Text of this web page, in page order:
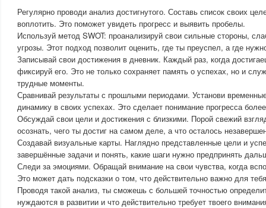
Регулярно проводи анализ достигнутого. Составь список своих
воплотить. Это поможет увидеть прогресс и выявить пробелы.
Используй метод SWOT: проанализируй свои сильные стороны,
угрозы. Этот подход позволит оценить, где ты преуспел, а где
Записывай свои достижения в дневник. Каждый раз, когда
фиксируй его. Это не только сохраняет память о успехах, но и
трудные моменты.
Сравнивай результаты с прошлыми периодами. Установи
динамику в своих успехах. Это сделает понимание прогресса
Обсуждай свои цели и достижения с близкими. Порой свежий
осознать, чего ты достиг на самом деле, а что осталось
Создавай визуальные карты. Наглядно представленные цели и
завершённые задачи и понять, какие шаги нужно предпринять
Следи за эмоциями. Обращай внимание на свои чувства, когда
Это может дать подсказки о том, что действительно важно для
Проводя такой анализ, ты сможешь с большей точностью
нуждаются в развитии и что действительно требует твоего